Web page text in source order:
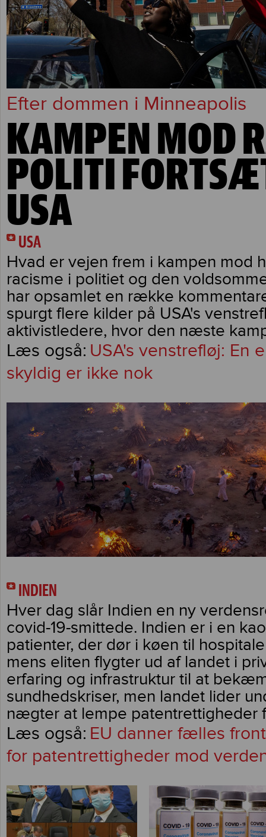
Efter dommen i Minneapolis
KAMPEN MOD
POLITI
USA
USA
Hvad er vejen frem i kampen mod
racisme i politiet og den
har opsamlet en række
spurgt flere kilder på USA's
aktivistledere, hvor den næste
USA's venstrefløj: En
skyldig er ikke nok
INDIEN
Hver dag slår Indien en ny
covid-19-smittede. Indien er i en
patienter, der dør i køen til
mens eliten flygter ud af landet i
erfaring og infrastruktur til at
sundhedskriser, men landet lider
nægter at lempe patentrettigheder
EU danner fælles
for patentrettigheder mod